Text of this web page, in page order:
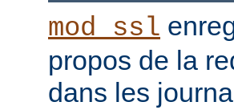
mod_ssl
propos de la
dans les